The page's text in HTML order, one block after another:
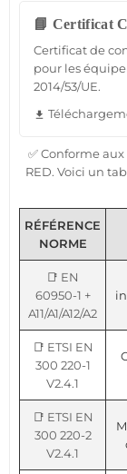
📘 Certificat
Certificat de
pour les
2014/53/UE.
file_download
✅ Conforme
RED. Voici un
RÉFÉRENCE
NORME
📑 EN
60950-1 +
A11/A1/A12/A2
📑 ETSI EN
300 220-1
V2.4.1
📑 ETSI EN
300 220-2
V2.4.1